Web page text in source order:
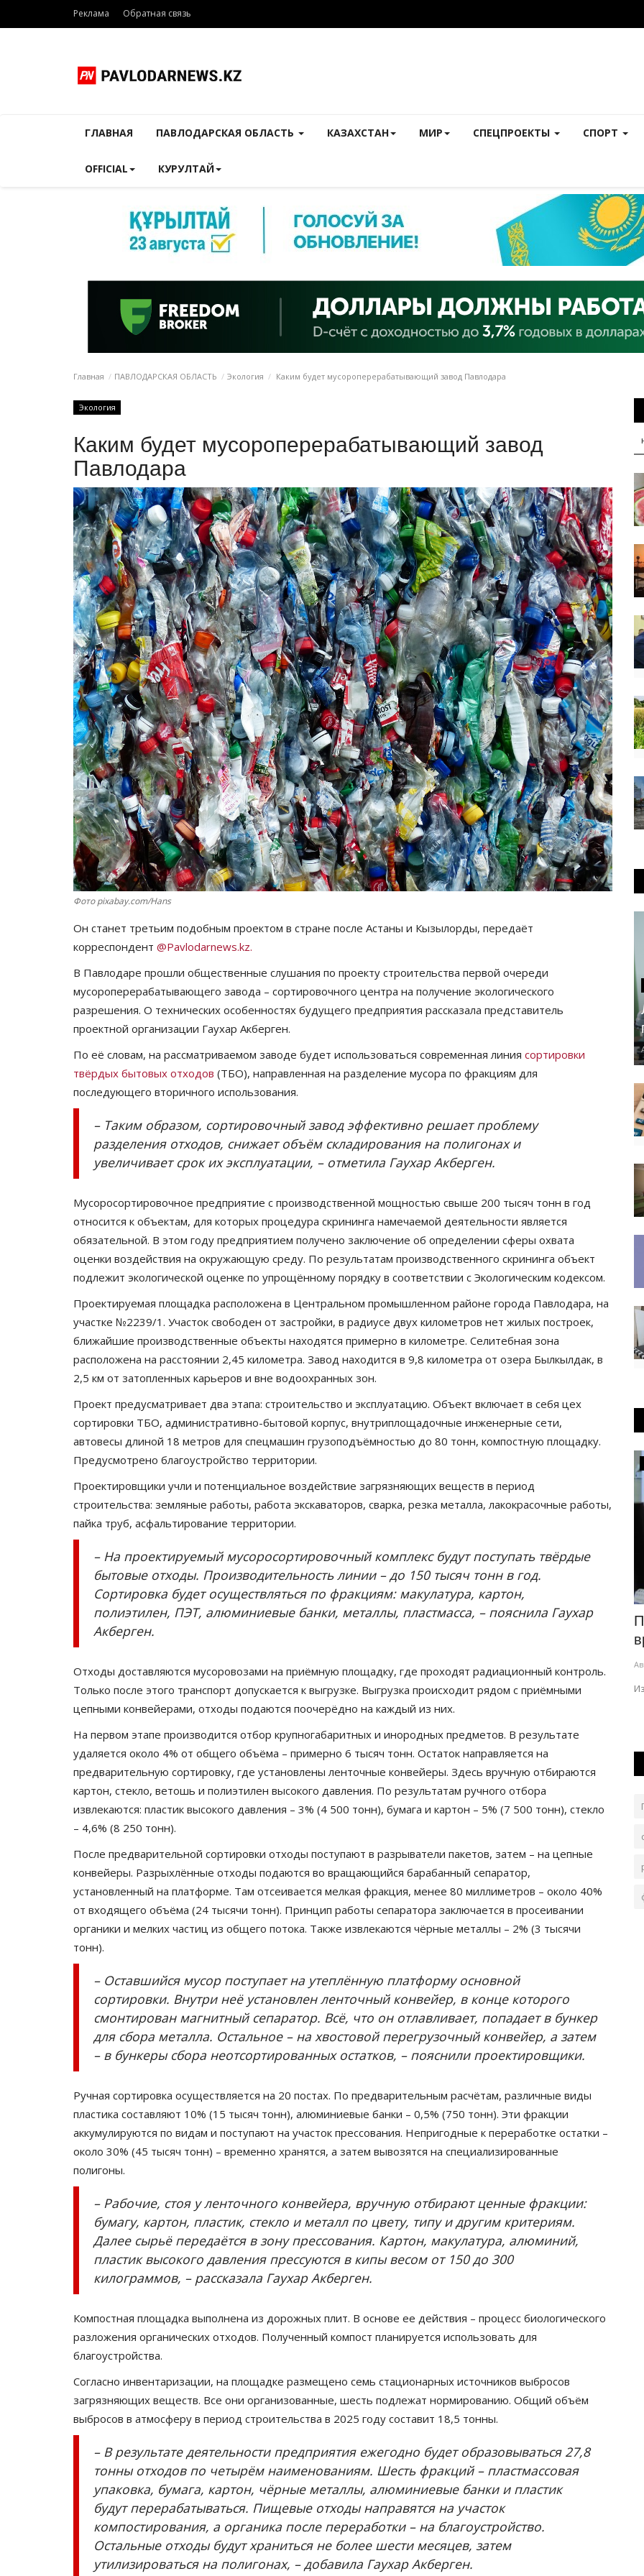
Реклама Обратная связь
ГЛАВНАЯ ПАВЛОДАРСКАЯ ОБЛАСТЬ КАЗАХСТАН МИР СПЕЦПРОЕКТЫ СПОРТ
OFFICIAL КУРУЛТАЙ
Главная ПАВЛОДАРСКАЯ ОБЛАСТЬ Экология Каким будет мусороперерабатывающий завод Павлодара
Экология
Каким будет мусороперерабатывающий завод
Павлодара
Фото pixabay.com/Hans
Он станет третьим подобным проектом в стране после Астаны и Кызылорды, передаёт
корреспондент @Pavlodarnews.kz.
В Павлодаре прошли общественные слушания по проекту строительства первой очереди
мусороперерабатывающего завода – сортировочного центра на получение экологического
разрешения. О технических особенностях будущего предприятия рассказала представитель
проектной организации Гаухар Акберген.
По её словам, на рассматриваемом заводе будет использоваться современная линия сортировки
твёрдых бытовых отходов (ТБО), направленная на разделение мусора по фракциям для
последующего вторичного использования.
– Таким образом, сортировочный завод эффективно решает проблему
разделения отходов, снижает объём складирования на полигонах и
увеличивает срок их эксплуатации, – отметила Гаухар Акберген.
Мусоросортировочное предприятие с производственной мощностью свыше 200 тысяч тонн в год
относится к объектам, для которых процедура скрининга намечаемой деятельности является
обязательной. В этом году предприятием получено заключение об определении сферы охвата
оценки воздействия на окружающую среду. По результатам производственного скрининга объект
подлежит экологической оценке по упрощённому порядку в соответствии с Экологическим кодексом.
Проектируемая площадка расположена в Центральном промышленном районе города Павлодара, на
участке №2239/1. Участок свободен от застройки, в радиусе двух километров нет жилых построек,
ближайшие производственные объекты находятся примерно в километре. Селитебная зона
расположена на расстоянии 2,45 километра. Завод находится в 9,8 километра от озера Былкылдак, в
2,5 км от затопленных карьеров и вне водоохранных зон.
Проект предусматривает два этапа: строительство и эксплуатацию. Объект включает в себя цех
сортировки ТБО, административно-бытовой корпус, внутриплощадочные инженерные сети,
автовесы длиной 18 метров для спецмашин грузоподъёмностью до 80 тонн, компостную площадку.
Предусмотрено благоустройство территории.
Проектировщики учли и потенциальное воздействие загрязняющих веществ в период
строительства: земляные работы, работа экскаваторов, сварка, резка металла, лакокрасочные работы,
пайка труб, асфальтирование территории.
– На проектируемый мусоросортировочный комплекс будут поступать твёрдые
бытовые отходы. Производительность линии – до 150 тысяч тонн в год.
Сортировка будет осуществляться по фракциям: макулатура, картон,
полиэтилен, ПЭТ, алюминиевые банки, металлы, пластмасса, – пояснила Гаухар
Акберген.
Отходы доставляются мусоровозами на приёмную площадку, где проходят радиационный контроль.
Только после этого транспорт допускается к выгрузке. Выгрузка происходит рядом с приёмными
цепными конвейерами, отходы подаются поочерёдно на каждый из них.
На первом этапе производится отбор крупногабаритных и инородных предметов. В результате
удаляется около 4% от общего объёма – примерно 6 тысяч тонн. Остаток направляется на
предварительную сортировку, где установлены ленточные конвейеры. Здесь вручную отбираются
картон, стекло, ветошь и полиэтилен высокого давления. По результатам ручного отбора
извлекаются: пластик высокого давления – 3% (4 500 тонн), бумага и картон – 5% (7 500 тонн), стекло
– 4,6% (8 250 тонн).
После предварительной сортировки отходы поступают в разрыватели пакетов, затем – на цепные
конвейеры. Разрыхлённые отходы подаются во вращающийся барабанный сепаратор,
установленный на платформе. Там отсеивается мелкая фракция, менее 80 миллиметров – около 40%
от входящего объёма (24 тысячи тонн). Принцип работы сепаратора заключается в просеивании
органики и мелких частиц из общего потока. Также извлекаются чёрные металлы – 2% (3 тысячи
тонн).
– Оставшийся мусор поступает на утеплённую платформу основной
сортировки. Внутри неё установлен ленточный конвейер, в конце которого
смонтирован магнитный сепаратор. Всё, что он отлавливает, попадает в бункер
для сбора металла. Остальное – на хвостовой перегрузочный конвейер, а затем
– в бункеры сбора неотсортированных остатков, – пояснили проектировщики.
Ручная сортировка осуществляется на 20 постах. По предварительным расчётам, различные виды
пластика составляют 10% (15 тысяч тонн), алюминиевые банки – 0,5% (750 тонн). Эти фракции
аккумулируются по видам и поступают на участок прессования. Непригодные к переработке остатки –
около 30% (45 тысяч тонн) – временно хранятся, а затем вывозятся на специализированные
полигоны.
– Рабочие, стоя у ленточного конвейера, вручную отбирают ценные фракции:
бумагу, картон, пластик, стекло и металл по цвету, типу и другим критериям.
Далее сырьё передаётся в зону прессования. Картон, макулатура, алюминий,
пластик высокого давления прессуются в кипы весом от 150 до 300
килограммов, – рассказала Гаухар Акберген.
Компостная площадка выполнена из дорожных плит. В основе ее действия – процесс биологического
разложения органических отходов. Полученный компост планируется использовать для
благоустройства.
Согласно инвентаризации, на площадке размещено семь стационарных источников выбросов
загрязняющих веществ. Все они организованные, шесть подлежат нормированию. Общий объём
выбросов в атмосферу в период строительства в 2025 году составит 18,5 тонны.
– В результате деятельности предприятия ежегодно будет образовываться 27,8
тонны отходов по четырём наименованиям. Шесть фракций – пластмассовая
упаковка, бумага, картон, чёрные металлы, алюминиевые банки и пластик
будут перерабатываться. Пищевые отходы направятся на участок
компостирования, а органика после переработки – на благоустройство.
Остальные отходы будут храниться не более шести месяцев, затем
утилизироваться на полигонах, – добавила Гаухар Акберген.
Павлодарские истории
Где похоронен брат Абылай хана:
павлодарские учёные ищут...
Место захоронения одного из самых влиятельных
казахских султанов XVIII века до сих...
Выборы в Курултай: о чём говорят
В регионе продолжается предвыборная кампания.